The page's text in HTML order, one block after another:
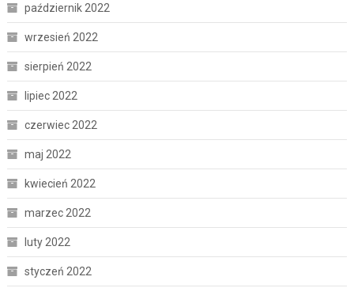
październik 2022
wrzesień 2022
sierpień 2022
lipiec 2022
czerwiec 2022
maj 2022
kwiecień 2022
marzec 2022
luty 2022
styczeń 2022